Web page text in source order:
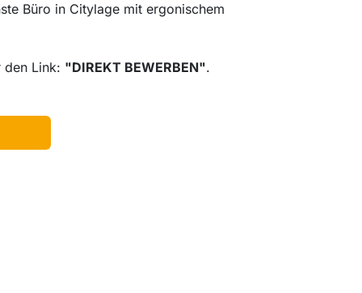
Büro in Citylage mit ergonischem
Link: "DIREKT BEWERBEN".